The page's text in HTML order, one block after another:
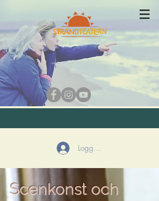
Logga in
Scenkonst och